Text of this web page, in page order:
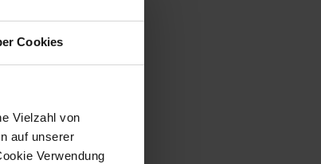
Cookies
Vielzahl von
auf unserer
Verwendung
einkauf.de